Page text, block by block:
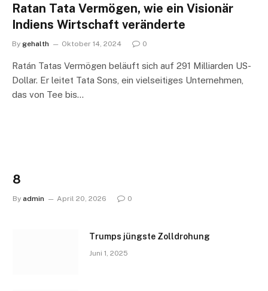
Ratan Tata Vermögen, wie ein Visionär
Indiens Wirtschaft veränderte
By gehalth Oktober 14, 2024 0
Ratán Tatas Vermögen beläuft sich auf 291 Milliarden US-
Dollar. Er leitet Tata Sons, ein vielseitiges Unternehmen,
das von Tee bis…
8
By admin April 20, 2026 0
Trumps jüngste Zolldrohung
Juni 1, 2025